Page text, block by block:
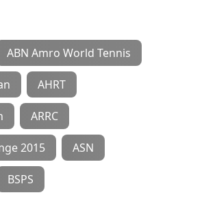
ABN Amro World Tennis
AHRT
ARRC
2015 ASN
BSPS